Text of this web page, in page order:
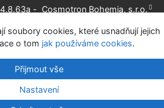
- Cosmotron Bohemia, s.r.o.
soubory cookies, které usnadňují jejich
o tom jak používáme cookies.
Přijmout vše
Nastavení